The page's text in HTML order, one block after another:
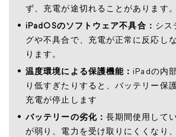
ず、充電が途切れることがあります。
iPadOSのソフトウェア不具合： シス
グや不具合で、充電が正常に反応し
ります。
温度環境による保護機能： iPadの内
り低すぎたりすると、バッテリー保
充電が停止します
バッテリーの劣化： 長期間使用して
が弱り、電力を受け取りにくくなり